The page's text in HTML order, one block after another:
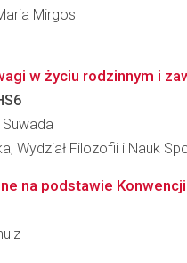
Mirgos
w życiu rodzinnym i
Wydział Filozofii i Nauk
na podstawie